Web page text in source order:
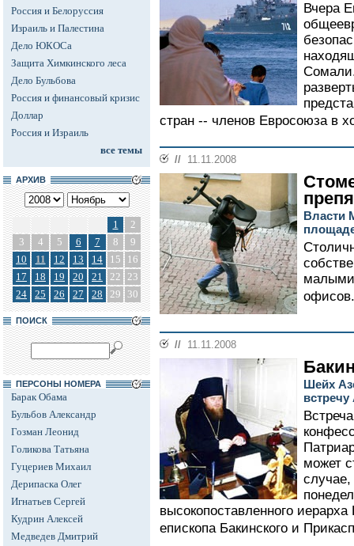
Россия и Белоруссия
Израиль и Палестина
Дело ЮКОСа
Защита Химкинского леса
Дело Бульбова
Россия и финансовый кризис
Доллар
Россия и Израиль
все темы
АРХИВ
1
2
3
4 5 6 7 8
9
10
11 12 13 14 15
16
17
18 19 20 21 22 23
24
25 26 27 28 29 30
ПОИСК
ПЕРСОНЫ НОМЕРА
Барак Обама
Бульбов Александр
Гозман Леонид
Голикова Татьяна
Гуцериев Михаил
Дерипаска Олег
Игнатьев Сергей
Кудрин Алексей
Медведев Дмитрий
Вчера
стран -- членов Евросоюза в
// 11.11.2008
Власти
// 11.11.2008
Шейх
может
случае,
высокопоставленного
епископа Бакинского и